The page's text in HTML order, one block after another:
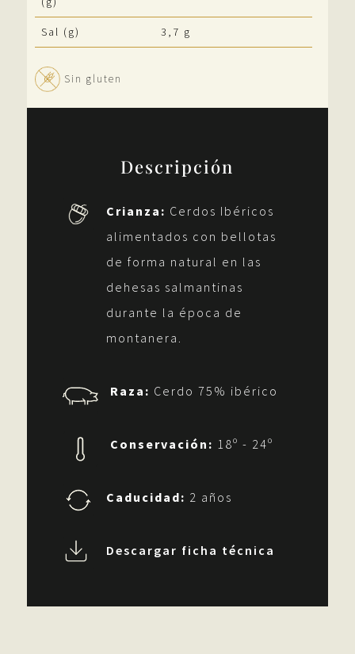
Sal (g) 3,7 g
Sin gluten
Descripción
Crianza: Cerdos Ibéricos
alimentados con bellotas
de forma natural en las
dehesas salmantinas
durante la época de
montanera.
Raza: Cerdo 75% ibérico
Conservación: 18º - 24º
Caducidad: 2 años
Descargar ficha técnica